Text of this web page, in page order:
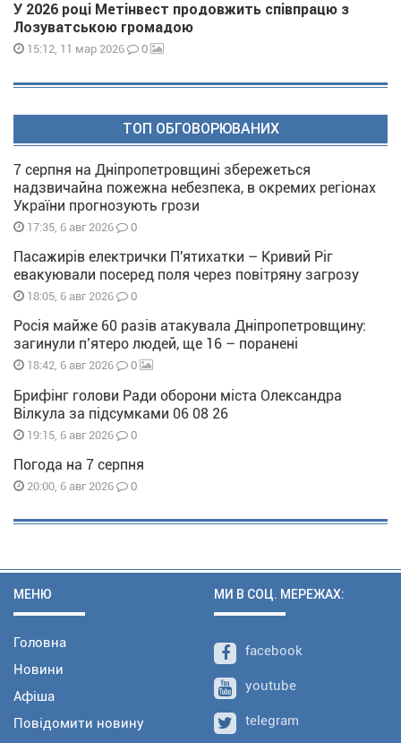
У 2026 році Метінвест продовжить співпрацю з
Лозуватською громадою
15:12, 11 мар 2026 0
ТОП ОБГОВОРЮВАНИХ
7 серпня на Дніпропетровщині збережеться
надзвичайна пожежна небезпека, в окремих регіонах
України прогнозують грози
17:35, 6 авг 2026 0
Пасажирів електрички П'ятихатки – Кривий Ріг
евакуювали посеред поля через повітряну загрозу
18:05, 6 авг 2026 0
Росія майже 60 разів атакувала Дніпропетровщину:
загинули п’ятеро людей, ще 16 – поранені
18:42, 6 авг 2026 0
Брифінг голови Ради оборони міста Олександра
Вілкула за підсумками 06 08 26
19:15, 6 авг 2026 0
Погода на 7 серпня
20:00, 6 авг 2026 0
МЕНЮ
Головна
Новини
Афіша
Повідомити новину
МИ В СОЦ. МЕРЕЖАХ:
facebook
youtube
telegram